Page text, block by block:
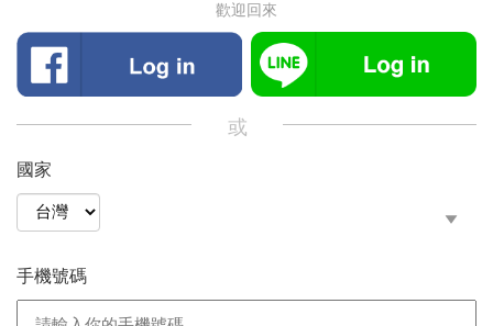
歡迎回來
或
國家
手機號碼